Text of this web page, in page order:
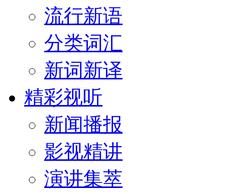
流行新语
分类词汇
新词新译
精彩视听
新闻播报
影视精讲
演讲集萃